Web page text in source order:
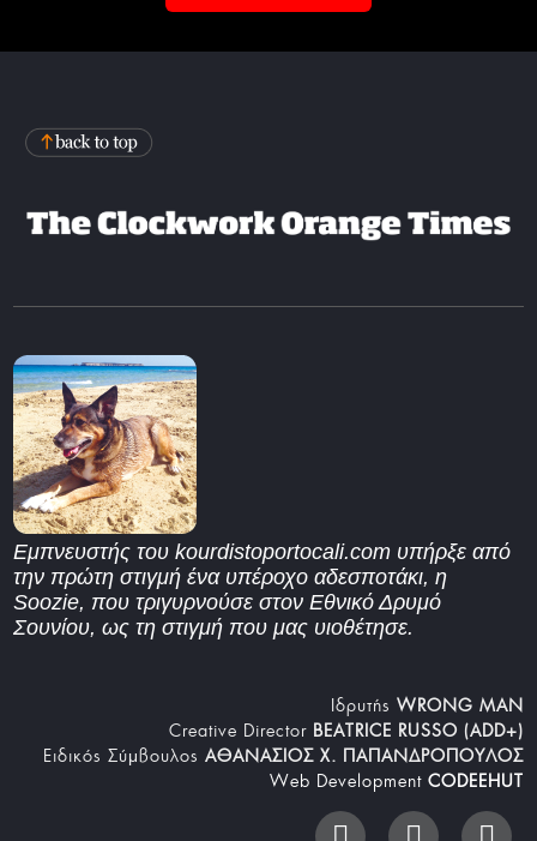
Εμπνευστής του kourdistoportocali.com υπήρξε από
την πρώτη στιγμή ένα υπέροχο αδεσποτάκι, η
Soozie, που τριγυρνούσε στον Εθνικό Δρυμό
Σουνίου, ως τη στιγμή που μας υιοθέτησε.
Iδρυτής WRONG MAN
Creative Director BEATRICE RUSSO (ADD+)
Ειδικός Σύμβουλος ΑΘΑΝΑΣΙΟΣ Χ. ΠΑΠΑΝΔΡΟΠΟΥΛΟΣ
Web Development CODEEHUT